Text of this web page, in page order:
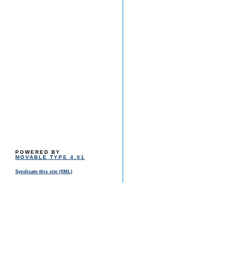
POWERED BY
MOVABLE TYPE 4.01
Syndicate this site (XML)